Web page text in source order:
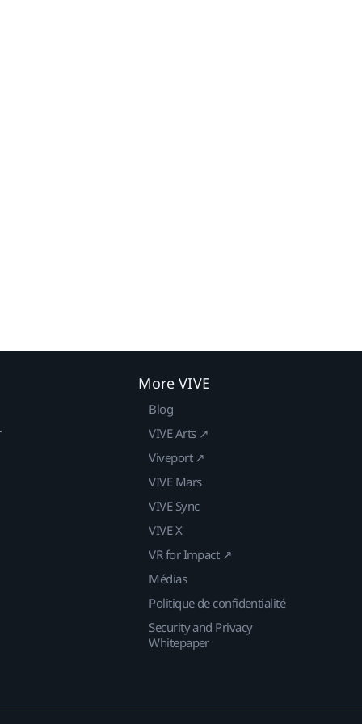
More VIVE
Blog
VIVE Arts ↗
Viveport ↗
VIVE Mars
VIVE Sync
VIVE X
VR for Impact ↗
Médias
Politique de confidentialité
Security and Privacy
Whitepaper